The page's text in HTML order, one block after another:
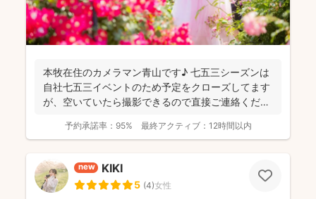
本牧在住のカメラマン青山です♪ 七五三シーズンは
自社七五三イベントのため予定をクローズしてます
が、空いていたら撮影できるので直接ご連絡くださ
予約承諾率： 95% 最終アクティブ： 12時間以内
new KIKI
5 (4)女性